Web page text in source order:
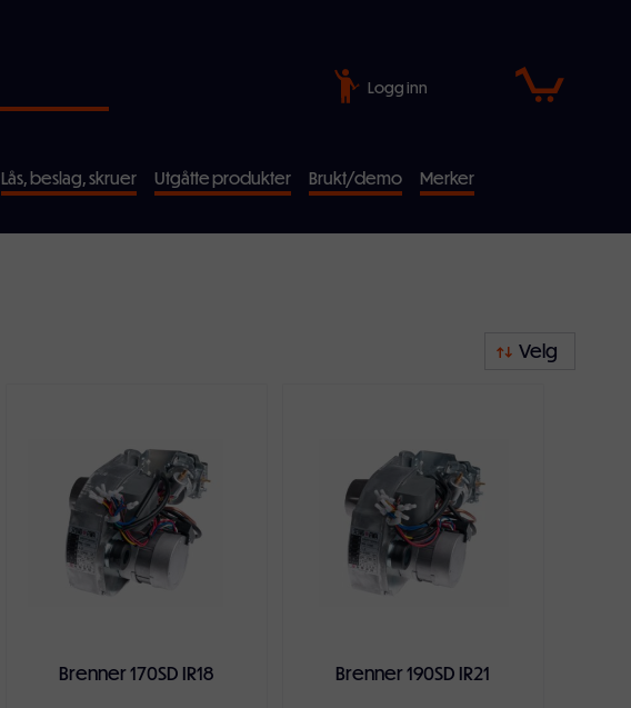
Logg inn
Lås, beslag, skruer Utgåtte produkter Brukt/demo Merker
Brenner 170SD IR18 Brenner 190SD IR21